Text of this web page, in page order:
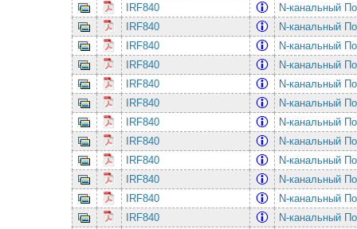
IRF840
N-канальный
IRF840
N-канальный
IRF840
N-канальный
IRF840
N-канальный
IRF840
N-канальный
IRF840
N-канальный
IRF840
N-канальный
IRF840
N-канальный
IRF840
N-канальный
IRF840
N-канальный
IRF840
N-канальный
IRF840
N-канальный